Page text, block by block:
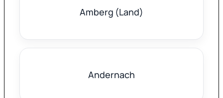
Amberg (Land)
Andernach